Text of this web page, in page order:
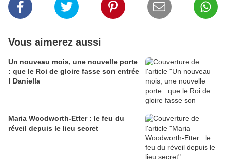
Vous aimerez aussi
Un nouveau mois, une nouvelle porte
: que le Roi de gloire fasse son entrée
! Daniella
Maria Woodworth-Etter : le feu du
réveil depuis le lieu secret